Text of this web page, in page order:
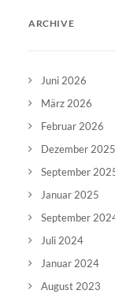
ARCHIVE
Juni 2026
März 2026
Februar 2026
Dezember 2025
September
Januar 2025
September
Juli 2024
Januar 2024
August 2023